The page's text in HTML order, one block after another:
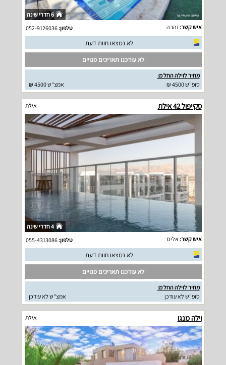
6 חדרי שינה
איש קשר:זהבה טלפון:052-9126036
לא נמצאו חוות דעת
לא עודכנו תאריכים פנויים
מחיר לוילה החל מ:
סופ"ש 4500 ₪
אמצ"ש 4500 ₪
סקייפול 42 אילת אילת
4 חדרי שינה
איש קשר: אליס טלפון:055-4313086
לא נמצאו חוות דעת
לא עודכנו תאריכים פנויים
מחיר לוילה החל מ:
סופ"ש לא עודכן
אמצ"ש לא עודכן
וילה מנגו אילת